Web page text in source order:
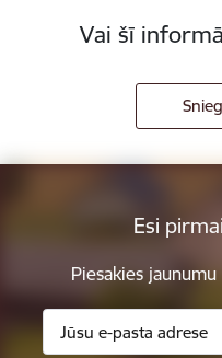
Vai šī
Esi
Piesakies jaunumu